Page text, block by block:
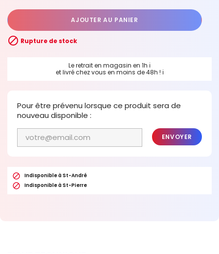
AJOUTER AU PANIER
 Rupture de stock
Le retrait en magasin en 1h ℹ
et livré chez vous en moins de 48h ! ℹ
Pour être prévenu lorsque ce produit sera de
nouveau disponible :
ENVOYER
 Indisponible à St-André
 Indisponible à St-Pierre